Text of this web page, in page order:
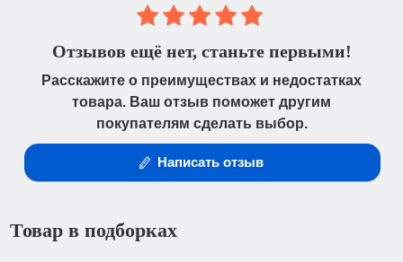
Отзывов ещё нет, станьте первыми!
Расскажите о преимуществах и недостатках
товара. Ваш отзыв поможет другим
покупателям сделать выбор.
Написать отзыв
Товар в подборках